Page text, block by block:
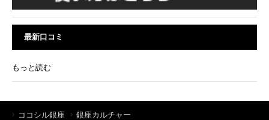
最新口コミ
もっと読む
ココシル銀座
銀座カルチャー